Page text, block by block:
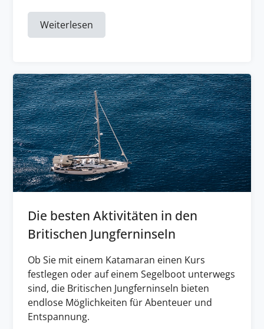
Weiterlesen
Die besten Aktivitäten in den
Britischen Jungferninseln
Ob Sie mit einem Katamaran einen Kurs
festlegen oder auf einem Segelboot unterwegs
sind, die Britischen Jungferninseln bieten
endlose Möglichkeiten für Abenteuer und
Entspannung.